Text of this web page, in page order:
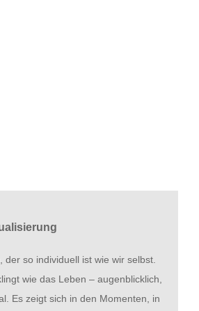
der so individuell ist wie wir selbst.
wie das Leben – augenblicklich,
Es zeigt sich in den Momenten, in